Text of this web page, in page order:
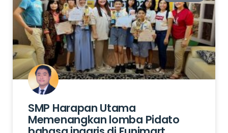
SMP Harapan Utama
Memenangkan lomba Pidato